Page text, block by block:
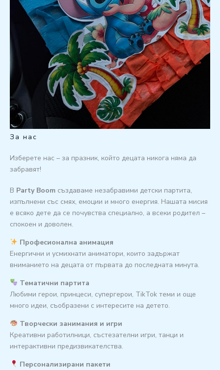
За нас
Изберете нас – за празник, който децата никога няма да
забравят!
В Party Boom създаваме незабравими детски партита,
изпълнени със смях, емоции и много енергия. Нашата мисия
е всяко дете да се почувства специално, а всеки родител –
спокоен и доволен.
Професионална анимация
Енергични и усмихнати аниматори, които задържат
вниманието на децата от първата до последната минута.
Тематични партита
Любими герои, принцеси, супергерои, TikTok теми и още
много идеи, съобразени с интересите на детето.
Творчески занимания и игри
Креативни работилници, състезателни игри, танци и
интерактивни предизвикателства.
Персонализирани пакети